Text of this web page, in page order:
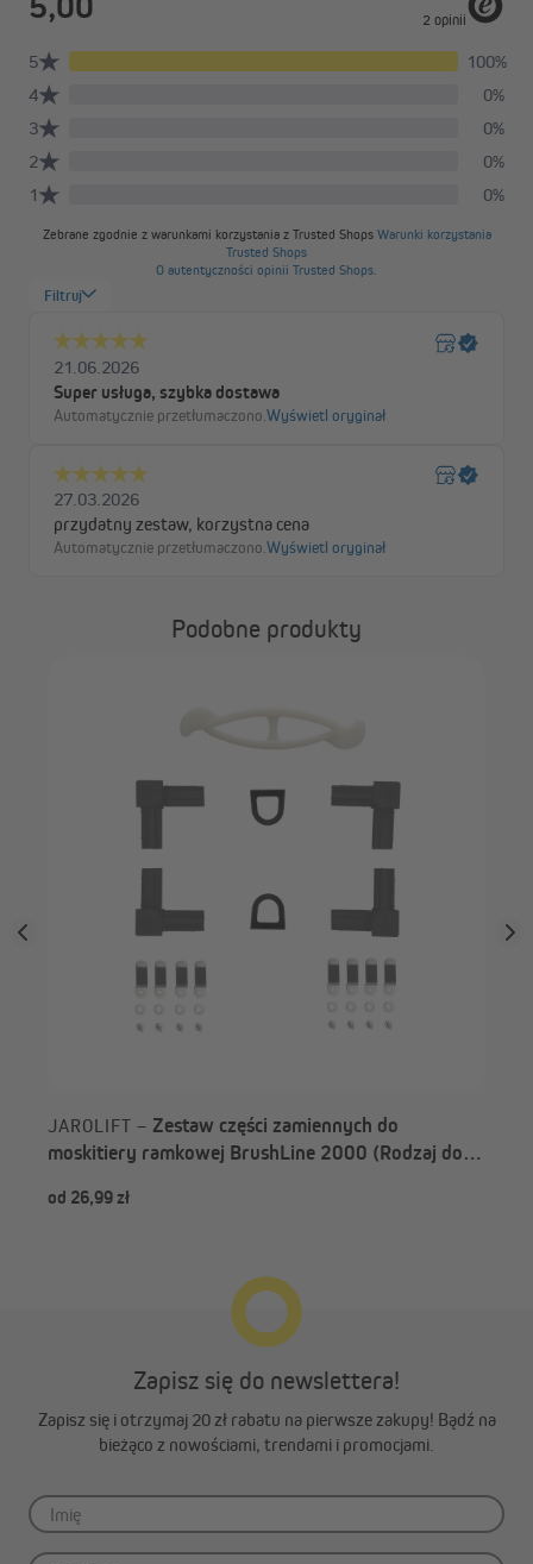
Podobne produkty
JAROLIFT – Zestaw części zamiennych do
moskitiery ramkowej BrushLine 2000 (Rodzaj do
od 26,99 zł
Zapisz się do newslettera!
Zapisz się i otrzymaj 20 zł rabatu na pierwsze zakupy! Bądź na
bieżąco z nowościami, trendami i promocjami.